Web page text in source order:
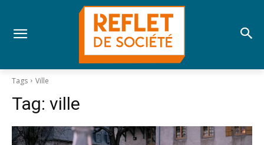
Tags Ville
Tag: ville